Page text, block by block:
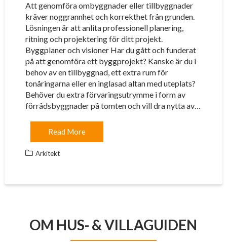
Att genomföra ombyggnader eller tillbyggnader
kräver noggrannhet och korrekthet från grunden.
Lösningen är att anlita professionell planering,
ritning och projektering för ditt projekt.
Byggplaner och visioner Har du gått och funderat
på att genomföra ett byggprojekt? Kanske är du i
behov av en tillbyggnad, ett extra rum för
tonåringarna eller en inglasad altan med uteplats?
Behöver du extra förvaringsutrymme i form av
förrådsbyggnader på tomten och vill dra nytta av…
Read More
Arkitekt
OM HUS- & VILLAGUIDEN